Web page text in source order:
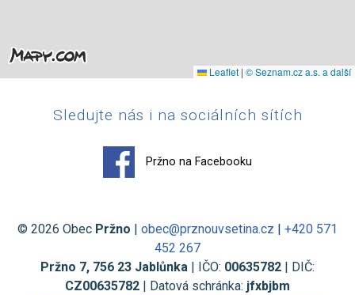
Leaflet | © Seznam.cz a.s. a další
Sledujte nás i na sociálních sítích
Pržno na Facebooku
© 2026 Obec Pržno obec@prznouvsetina.cz
+420 571
452 267
Pržno 7, 756 23 Jablůnka | IČO: 00635782 | DIČ:
CZ00635782 | Datová schránka: jfxbjbm